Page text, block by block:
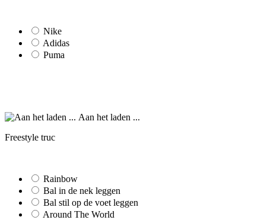
Nike
Adidas
Puma
Aan het laden ...
Freestyle truc
Rainbow
Bal in de nek leggen
Bal stil op de voet leggen
Around The World